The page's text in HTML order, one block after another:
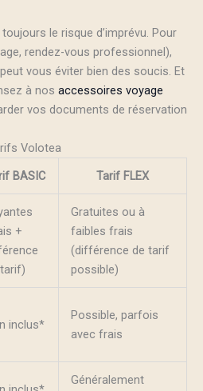
le risque d’imprévu. Pour
rendez-vous professionnel),
vous éviter bien des soucis. Et
à nos accessoires voyage
vos documents de réservation
Volotea
BASIC Tarif FLEX
+
Gratuites ou à
faibles frais
(différence de tarif
possible)
inclus*
Possible, parfois
avec frais
Généralement